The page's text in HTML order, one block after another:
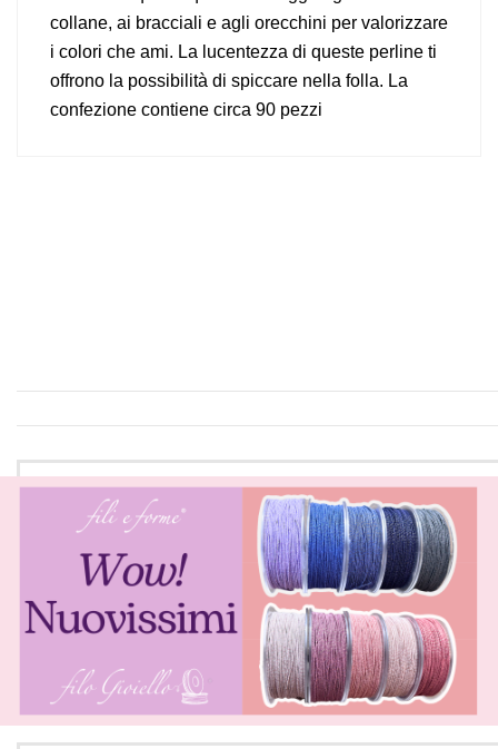
collane, ai bracciali e agli orecchini per valorizzare
i colori che ami. La lucentezza di queste perline ti
offrono la possibilità di spiccare nella folla. La
confezione contiene circa 90 pezzi